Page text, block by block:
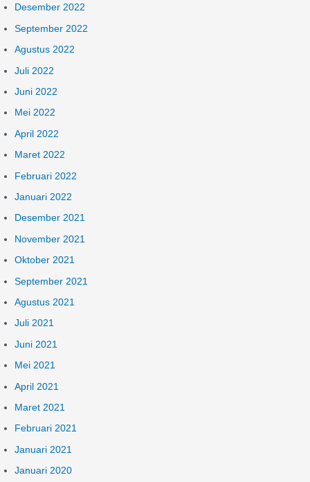
Desember 2022
September 2022
Agustus 2022
Juli 2022
Juni 2022
Mei 2022
April 2022
Maret 2022
Februari 2022
Januari 2022
Desember 2021
November 2021
Oktober 2021
September 2021
Agustus 2021
Juli 2021
Juni 2021
Mei 2021
April 2021
Maret 2021
Februari 2021
Januari 2021
Januari 2020